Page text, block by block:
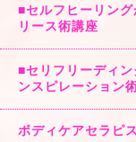
■セルフヒーリン
リース術講座
■セリフリーディ
ンスピレーション
ボディケアセラピ